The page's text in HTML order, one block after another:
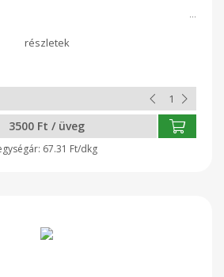
3500 Ft / üveg
67.31 Ft/dkg